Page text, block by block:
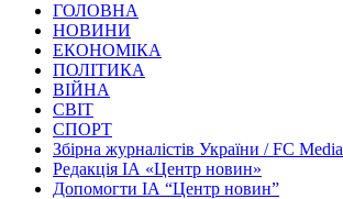
ГОЛОВНА
НОВИНИ
ЕКОНОМІКА
ПОЛІТИКА
ВІЙНА
СВІТ
СПОРТ
Збірна журналістів України / FC Media
Редакція ІА «Центр новин»
Допомогти ІА “Центр новин”